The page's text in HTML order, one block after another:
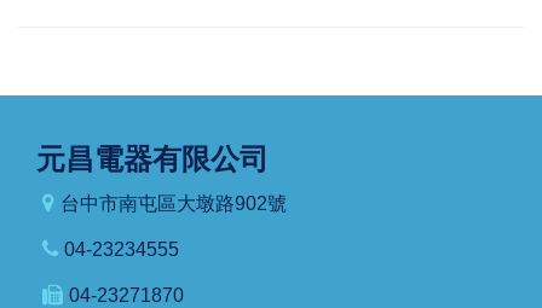
元昌電器有限公司
台中市南屯區大墩路902號
04-23234555
04-23271870